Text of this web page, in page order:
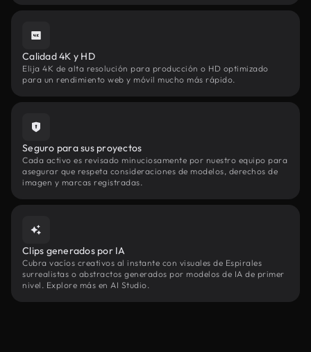
Calidad 4K y HD
Elija 4K de alta resolución para producción o HD optimizado
para un rendimiento web y móvil mucho más rápido.
Seguro para sus proyectos
Cada activo es revisado minuciosamente por nuestro equipo para
asegurar que respeta consideraciones de modelos, derechos de
imagen y marcas registradas.
Clips generados por IA
Cubra vacíos creativos al instante con visuales de Espirales
surrealistas o abstractos generados por modelos de IA de primer
nivel. Explore más en AI Studio.